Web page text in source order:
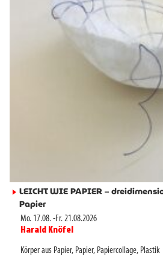
► LEICHT WIE PAPIER –
Papier
Mo. 17.08.-Fr. 21.08.2026
Harald Knöfel
Körper aus Papier, Papier, Papiercollage, Plastik